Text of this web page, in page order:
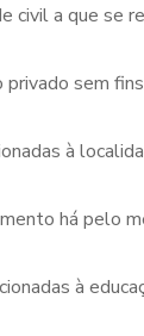
civil a que se
privado sem
à
há pelo
à